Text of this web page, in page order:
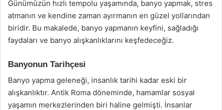
Günümüzün hızlı tempolu yaşamında, banyo yapmak, stres
atmanın ve kendine zaman ayırmanın en güzel yollarından
biridir. Bu makalede, banyo yapmanın keyfini, sağladığı
faydaları ve banyo alışkanlıklarını keşfedeceğiz.
Banyonun Tarihçesi
Banyo yapma geleneği, insanlık tarihi kadar eski bir
alışkanlıktır. Antik Roma döneminde, hamamlar sosyal
yaşamın merkezlerinden biri haline gelmişti. İnsanlar